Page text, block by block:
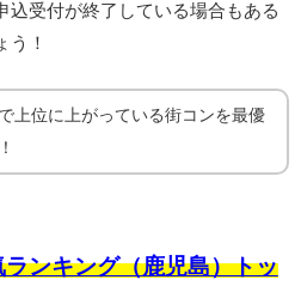
込受付が終了している場合もある
う！
上位に上がっている街コンを最優
ンキング（鹿児島）トッ